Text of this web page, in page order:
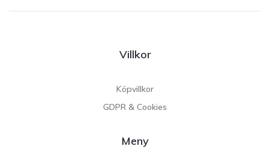
Villkor
Köpvillkor
GDPR & Cookies
Meny